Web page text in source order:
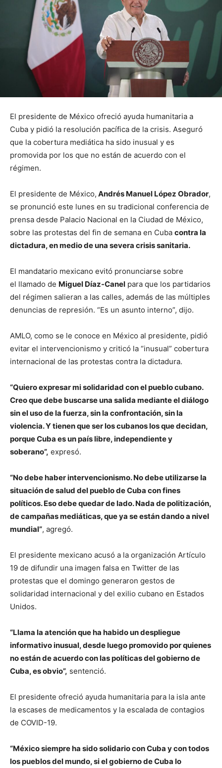
El presidente de México ofreció ayuda humanitaria a
Cuba y pidió la resolución pacífica de la crisis. Aseguró
que la cobertura mediática ha sido inusual y es
promovida por los que no están de acuerdo con el
régimen.
El presidente de México, Andrés Manuel López Obrador,
se pronunció este lunes en su tradicional conferencia de
prensa desde Palacio Nacional en la Ciudad de México,
sobre las protestas del fin de semana en Cuba contra la
dictadura, en medio de una severa crisis sanitaria.
El mandatario mexicano evitó pronunciarse sobre
el llamado de Miguel Díaz-Canel para que los partidarios
del régimen salieran a las calles, además de las múltiples
denuncias de represión. “Es un asunto interno”, dijo.
AMLO, como se le conoce en México al presidente, pidió
evitar el intervencionismo y criticó la “inusual” cobertura
internacional de las protestas contra la dictadura.
“Quiero expresar mi solidaridad con el pueblo cubano.
Creo que debe buscarse una salida mediante el diálogo
sin el uso de la fuerza, sin la confrontación, sin la
violencia. Y tienen que ser los cubanos los que decidan,
porque Cuba es un país libre, independiente y
soberano”, expresó.
“No debe haber intervencionismo. No debe utilizarse la
situación de salud del pueblo de Cuba con fines
políticos. Eso debe quedar de lado. Nada de politización,
de campañas mediáticas, que ya se están dando a nivel
mundial”, agregó.
El presidente mexicano acusó a la organización Artículo
19 de difundir una imagen falsa en Twitter de las
protestas que el domingo generaron gestos de
solidaridad internacional y del exilio cubano en Estados
Unidos.
“Llama la atención que ha habido un despliegue
informativo inusual, desde luego promovido por quienes
no están de acuerdo con las políticas del gobierno de
Cuba, es obvio”, sentenció.
El presidente ofreció ayuda humanitaria para la isla ante
la escases de medicamentos y la escalada de contagios
de COVID-19.
“México siempre ha sido solidario con Cuba y con todos
los pueblos del mundo, si el gobierno de Cuba lo